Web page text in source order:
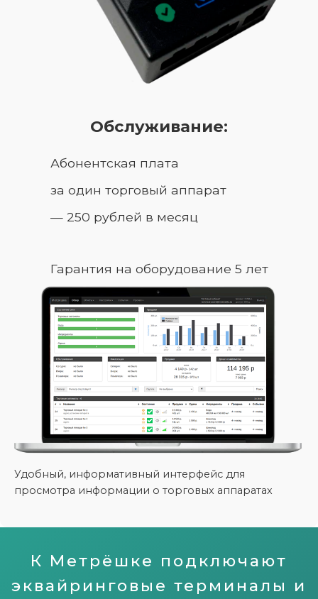
Обслуживание:
Абонентская плата
за один торговый аппарат
— 250 рублей в месяц
Гарантия на оборудование 5 лет
Удобный, информативный интерфейс для
просмотра информации о торговых аппаратах
К Метрёшке подключают
эквайринговые терминалы и